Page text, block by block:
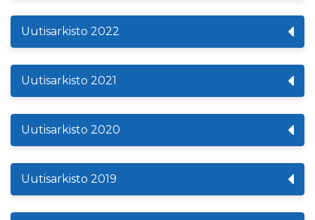
Uutisarkisto 2022
Uutisarkisto 2021
Uutisarkisto 2020
Uutisarkisto 2019